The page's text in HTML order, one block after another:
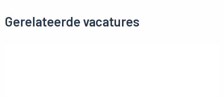
Gerelateerde vacatures